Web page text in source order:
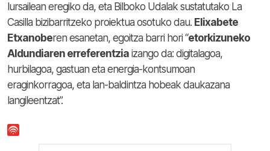
lursailean eregiko da, eta Bilboko Udalak sustatutako La
Casilla bizibarritzeko proiektua osotuko dau. Elixabete
Etxanoberen esanetan, egoitza barri hori “etorkizuneko
Aldundiaren erreferentzia izango da: digitalagoa,
hurbilagoa, gastuan eta energia-kontsumoan
eraginkorragoa, eta lan-baldintza hobeak daukazana
langileentzat”.